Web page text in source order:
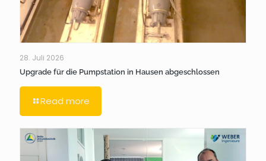
28. Juli 2026
Upgrade für die Pumpstation in Hausen abgeschlossen
Read more